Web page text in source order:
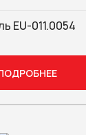
EU-011.0054